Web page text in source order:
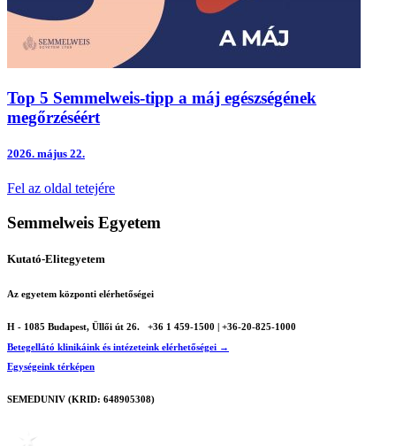
Top 5 Semmelweis-tipp a máj egészségének
megőrzéséért
2026. május 22.
Fel az oldal tetejére
Semmelweis Egyetem
Kutató-Elitegyetem
Az egyetem központi elérhetőségei
H - 1085 Budapest, Üllői út 26.
+36 1 459-1500 | +36-20-825-1000
Betegellátó klinikáink és intézeteink elérhetőségei →
Egységeink térképen
SEMEDUNIV (KRID: 648905308)